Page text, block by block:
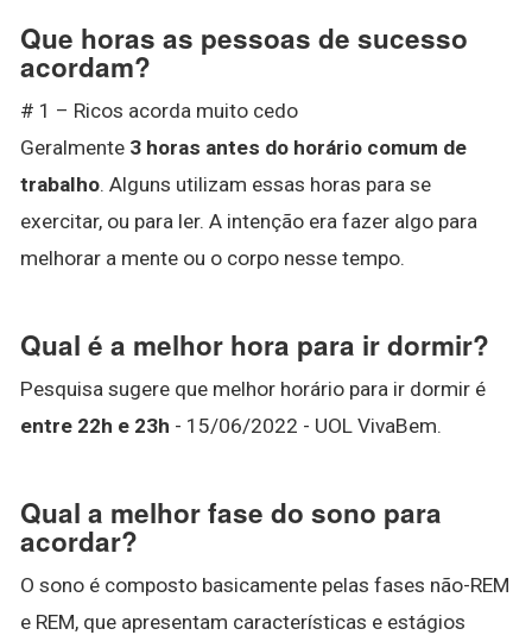
Que horas as pessoas de sucesso
acordam?
# 1 – Ricos acorda muito cedo
Geralmente 3 horas antes do horário comum de
trabalho. Alguns utilizam essas horas para se
exercitar, ou para ler. A intenção era fazer algo para
melhorar a mente ou o corpo nesse tempo.
Qual é a melhor hora para ir dormir?
Pesquisa sugere que melhor horário para ir dormir é
entre 22h e 23h - 15/06/2022 - UOL VivaBem.
Qual a melhor fase do sono para
acordar?
O sono é composto basicamente pelas fases não-REM
e REM, que apresentam características e estágios